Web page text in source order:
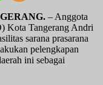
– Anggota
Kota Tangerang Andri
sarana prasarana
pelengkapan
ini sebagai